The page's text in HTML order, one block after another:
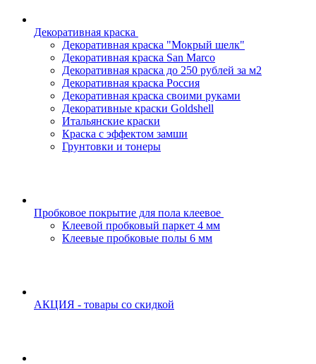
Декоративная краска
Декоративная краска "Мокрый шелк"
Декоративная краска San Marco
Декоративная краска до 250 рублей за м2
Декоративная краска Россия
Декоративная краска своими руками
Декоративные краски Goldshell
Итальянские краски
Краска с эффектом замши
Грунтовки и тонеры
Пробковое покрытие для пола клеевое
Клеевой пробковый паркет 4 мм
Клеевые пробковые полы 6 мм
АКЦИЯ - товары со скидкой